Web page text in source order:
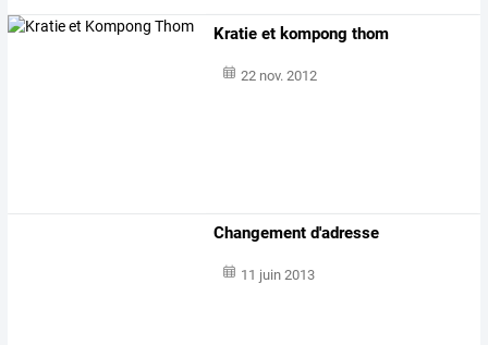
Kratie et kompong thom
22 nov. 2012
Changement d'adresse
11 juin 2013